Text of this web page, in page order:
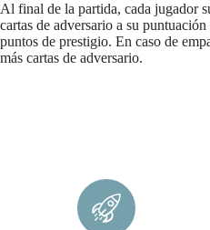
Al final de la partida, cada jugador
cartas de adversario a su
puntos de prestigio. En caso de
más cartas de adversario.